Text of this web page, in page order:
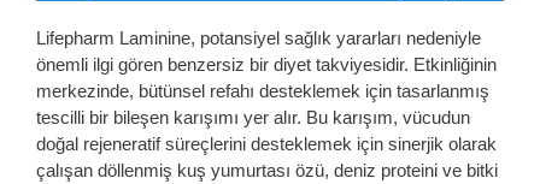
Lifepharm Laminine, potansiyel sağlık yararları nedeniyle
önemli ilgi gören benzersiz bir diyet takviyesidir. Etkinliğinin
merkezinde, bütünsel refahı desteklemek için tasarlanmış
tescilli bir bileşen karışımı yer alır. Bu karışım, vücudun
doğal rejeneratif süreçlerini desteklemek için sinerjik olarak
çalışan döllenmiş kuş yumurtası özü, deniz proteini ve bitki